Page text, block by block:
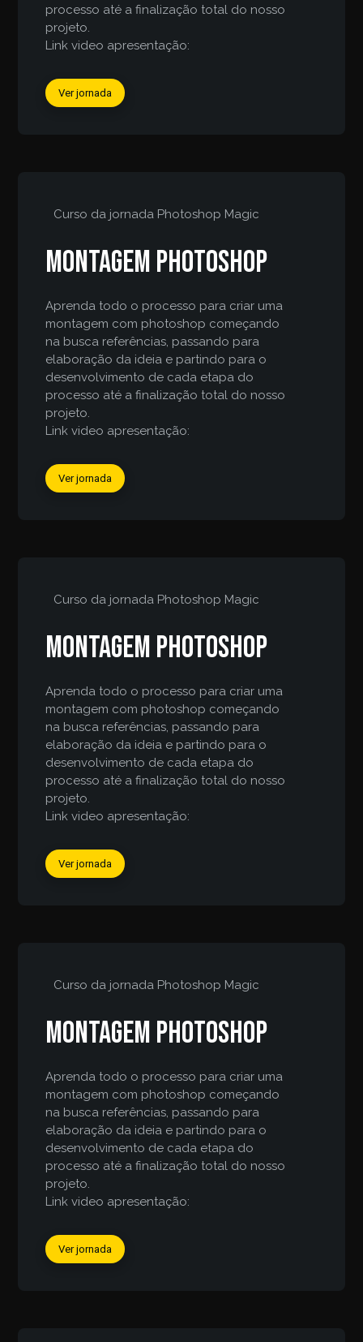
processo até a finalização total do nosso
projeto.
Link video apresentação:
Ver jornada
Curso da jornada Photoshop Magic
Montagem Photoshop
Aprenda todo o processo para criar uma
montagem com photoshop começando
na busca referências, passando para
elaboração da ideia e partindo para o
desenvolvimento de cada etapa do
processo até a finalização total do nosso
projeto.
Link video apresentação:
Ver jornada
Curso da jornada Photoshop Magic
Montagem Photoshop
Aprenda todo o processo para criar uma
montagem com photoshop começando
na busca referências, passando para
elaboração da ideia e partindo para o
desenvolvimento de cada etapa do
processo até a finalização total do nosso
projeto.
Link video apresentação:
Ver jornada
Curso da jornada Photoshop Magic
Montagem Photoshop
Aprenda todo o processo para criar uma
montagem com photoshop começando
na busca referências, passando para
elaboração da ideia e partindo para o
desenvolvimento de cada etapa do
processo até a finalização total do nosso
projeto.
Link video apresentação:
Ver jornada